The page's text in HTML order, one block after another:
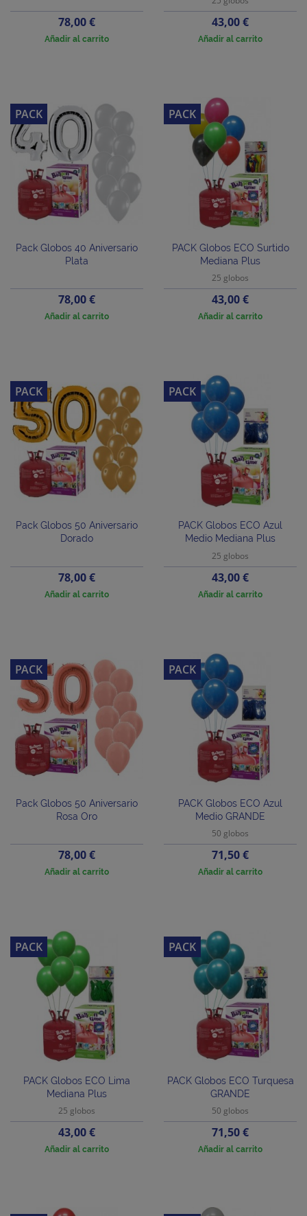
Precio
78,00 €
Añadir al carrito
Precio
43,00 €
Añadir al carrito
Pack Globos 40 Aniversario
Plata
Precio
78,00 €
Añadir al carrito
PACK
PACK Globos ECO Surtido
Mediana Plus
25 globos
Precio
43,00 €
Añadir al carrito
PACK
Pack Globos 50 Aniversario
Dorado
Precio
78,00 €
Añadir al carrito
PACK
PACK Globos ECO Azul
Medio Mediana Plus
25 globos
Precio
43,00 €
Añadir al carrito
PACK
Pack Globos 50 Aniversario
Rosa Oro
Precio
78,00 €
Añadir al carrito
PACK
PACK Globos ECO Azul
Medio GRANDE
50 globos
Precio
71,50 €
Añadir al carrito
PACK
PACK Globos ECO Lima
Mediana Plus
25 globos
Precio
43,00 €
Añadir al carrito
PACK
PACK Globos ECO Turquesa
GRANDE
50 globos
Precio
71,50 €
Añadir al carrito
PACK